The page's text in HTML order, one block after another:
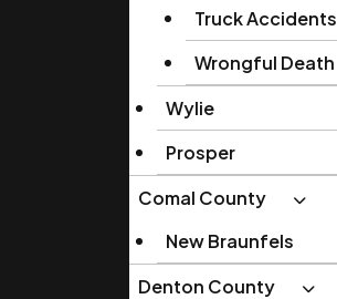
Truck Accidents
Wrongful Death
Wylie
Prosper
Comal County
New Braunfels
Denton County